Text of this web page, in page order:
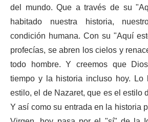
del mundo. Que a través de su
habitado nuestra historia,
condición humana. Con su "Aquí
profecías, se abren los cielos y
todo hombre. Y creemos que
tiempo y la historia incluso hoy.
estilo, el de Nazaret, que es el estilo
Y así como su entrada en la historia